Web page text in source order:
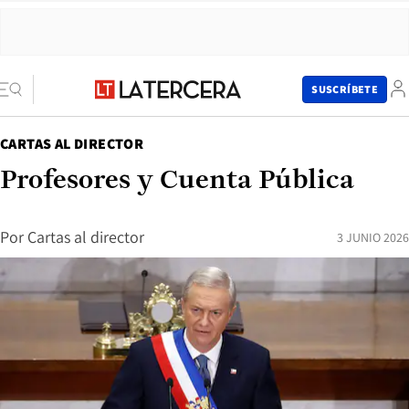
SUSCRÍBETE
CARTAS AL DIRECTOR
Profesores y Cuenta Pública
Por Cartas al director 3 JUNIO 2026